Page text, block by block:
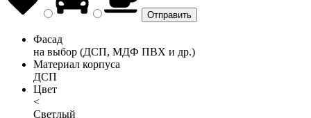
Фасад
на выбор (ДСП, МДФ ПВХ и др.)
Материал корпуса
ДСП
Цвет
<
Светлый